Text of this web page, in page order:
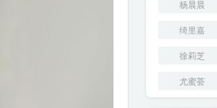
杨晨晨
绮里嘉
徐莉芝
尤蜜荟